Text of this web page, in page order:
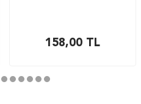
158,00TL